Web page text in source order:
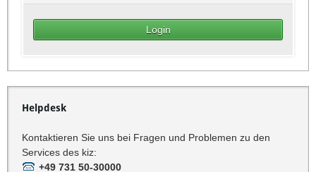
Helpdesk
Kontaktieren Sie uns bei Fragen und Problemen zu den
Services des kiz:
+49 731 50-30000